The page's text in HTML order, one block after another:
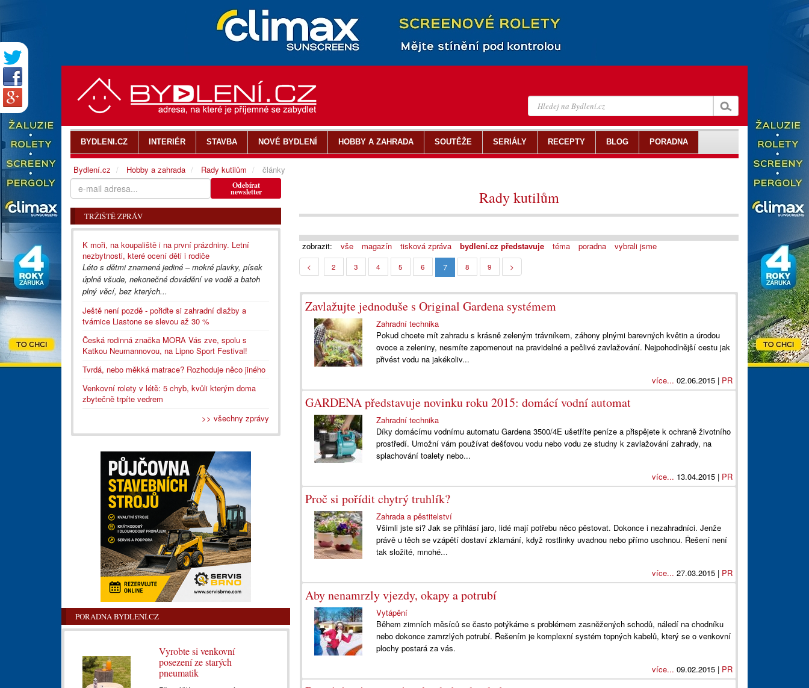
Rady kutilům
zobrazit: vše magazín tisková zpráva bydlení.cz představuje téma poradna vybrali jsme
< 2 3 4 5 6 7 8 9 >
Zavlažujte jednoduše s Original Gardena systémem
Zahradní technika
Pokud chcete mít zahradu s krásně zeleným trávníkem, záhony plnými barevných květin a úrodou
ovoce a zeleniny, nesmíte zapomenout na pravidelné a pečlivé zavlažování. Nejpohodlnější cestu jak
přivést vodu na jakékoliv...
více... 02.06.2015 | PR
GARDENA představuje novinku roku 2015: domácí vodní automat
Zahradní technika
Díky domácímu vodnímu automatu Gardena 3500/4E ušetříte peníze a přispějete k ochraně životního
prostředí. Umožní vám používat dešťovou vodu nebo vodu ze studny k zavlažování zahrady, na
splachování toalety nebo...
více... 13.04.2015 | PR
Proč si pořídit chytrý truhlík?
Zahrada a pěstitelství
Všimli jste si? Jak se přihlásí jaro, lidé mají potřebu něco pěstovat. Dokonce i nezahradníci. Jenže
právě u těch se vzápětí dostaví zklamání, když rostlinky uvadnou nebo přímo uschnou. Řešení není
tak složité, mnohé...
více... 27.03.2015 | PR
Aby nenamrzly vjezdy, okapy a potrubí
Vytápění
Během zimních měsíců se často potýkáme s problémem zasněžených schodů, náledí na chodníku
nebo dokonce zamrzlých potrubí. Řešením je komplexní systém topných kabelů, který se o venkovní
plochy postará za vás.
více... 09.02.2015 | PR
Odebírat
newsletter
TRŽIŠTĚ ZPRÁV
K moři, na koupaliště i na první prázdniny. Letní
nezbytnosti, které ocení děti i rodiče
Léto s dětmi znamená jediné – mokré plavky, písek
úplně všude, nekonečné dovádění ve vodě a batoh
plný věcí, bez kterých...
Ještě není pozdě - pořiďte si zahradní dlažby a
tvárnice Liastone se slevou až 30 %
Česká rodinná značka MORA Vás zve, spolu s
Katkou Neumannovou, na Lipno Sport Festival!
Tvrdá, nebo měkká matrace? Rozhoduje něco jiného
Venkovní rolety v létě: 5 chyb, kvůli kterým doma
zbytečně trpíte vedrem
>> všechny zprávy
PORADNA BYDLENÍ.CZ
Vyrobte si venkovní
posezení ze starých
pneumatik
BYDLENI.CZ INTERIÉR STAVBA NOVÉ BYDLENÍ HOBBY A ZAHRADA SOUTĚŽE SERIÁLY RECEPTY BLOG PORADNA
Bydlení.cz Hobby a zahrada Rady kutilům články